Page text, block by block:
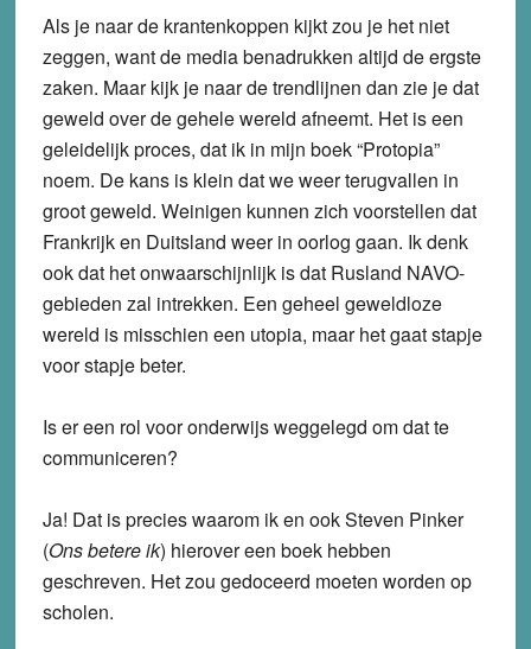
Als je naar de krantenkoppen kijkt zou je het niet
zeggen, want de media benadrukken altijd de ergste
zaken. Maar kijk je naar de trendlijnen dan zie je dat
geweld over de gehele wereld afneemt. Het is een
geleidelijk proces, dat ik in mijn boek “Protopia”
noem. De kans is klein dat we weer terugvallen in
groot geweld. Weinigen kunnen zich voorstellen dat
Frankrijk en Duitsland weer in oorlog gaan. Ik denk
ook dat het onwaarschijnlijk is dat Rusland NAVO-
gebieden zal intrekken. Een geheel geweldloze
wereld is misschien een utopia, maar het gaat stapje
voor stapje beter.
Is er een rol voor onderwijs weggelegd om dat te
communiceren?
Ja! Dat is precies waarom ik en ook Steven Pinker
(Ons betere ik) hierover een boek hebben
geschreven. Het zou gedoceerd moeten worden op
scholen.